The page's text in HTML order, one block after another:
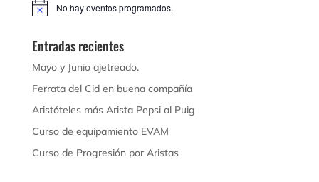
Aviso No hay eventos programados.
Entradas recientes
Mayo y Junio ajetreado.
Ferrata del Cid en buena compañía
Aristóteles más Arista Pepsi al Puig
Curso de equipamiento EVAM
Curso de Progresión por Aristas